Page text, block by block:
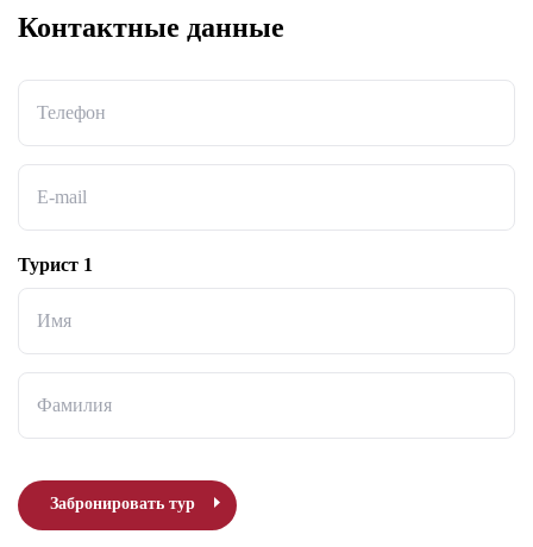
Контактные данные
Телефон
E-mail
Турист 1
Имя
Фамилия
Забронировать тур